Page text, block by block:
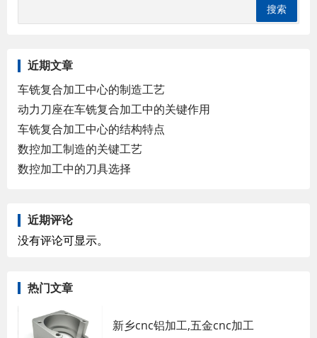
近期文章
车铣复合加工中心的制造工艺
动力刀座在车铣复合加工中的关键作用
车铣复合加工中心的结构特点
数控加工制造的关键工艺
数控加工中的刀具选择
近期评论
没有评论可显示。
热门文章
新乡cnc铝加工,五金cnc加工